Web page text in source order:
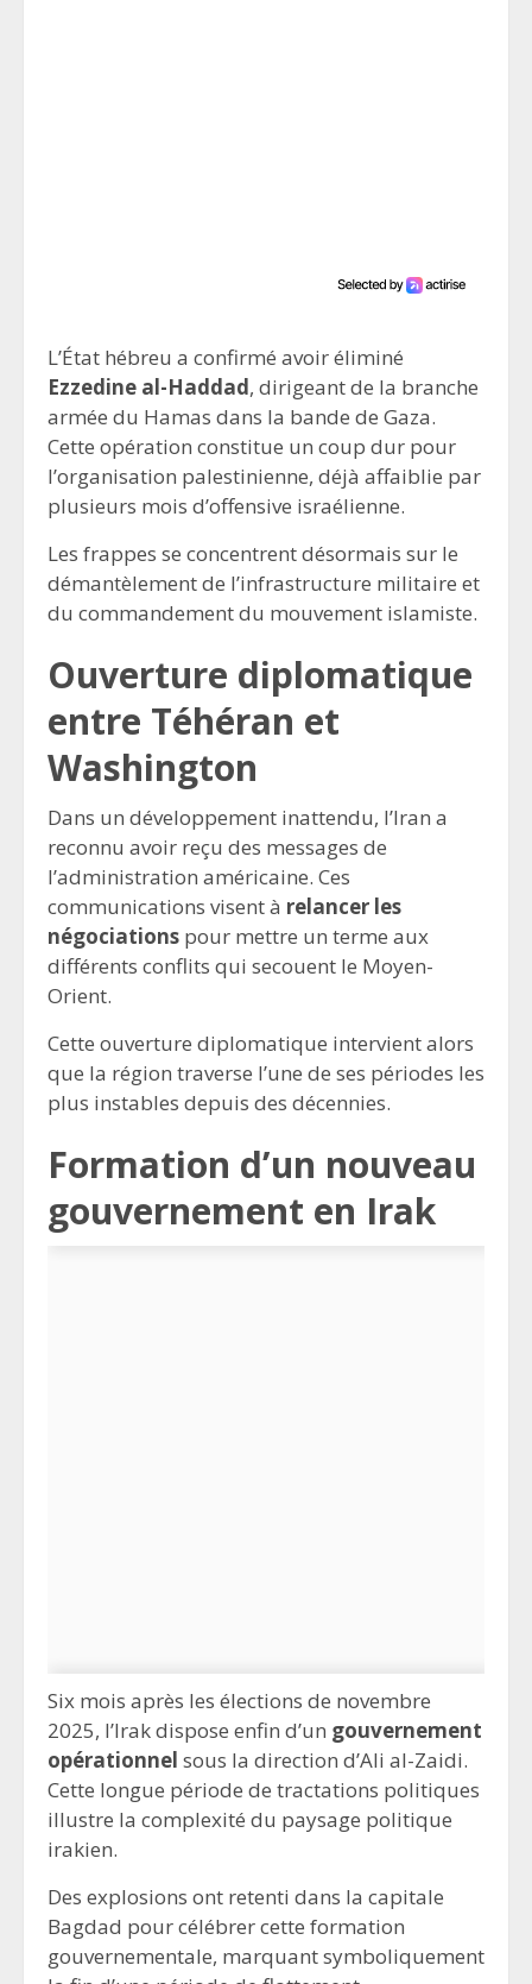
L’État hébreu a confirmé avoir éliminé
Ezzedine al-Haddad, dirigeant de la branche
armée du Hamas dans la bande de Gaza.
Cette opération constitue un coup dur pour
l’organisation palestinienne, déjà affaiblie par
plusieurs mois d’offensive israélienne.
Les frappes se concentrent désormais sur le
démantèlement de l’infrastructure militaire et
du commandement du mouvement islamiste.
Ouverture diplomatique
entre Téhéran et
Washington
Dans un développement inattendu, l’Iran a
reconnu avoir reçu des messages de
l’administration américaine. Ces
communications visent à relancer les
négociations pour mettre un terme aux
différents conflits qui secouent le Moyen-
Orient.
Cette ouverture diplomatique intervient alors
que la région traverse l’une de ses périodes les
plus instables depuis des décennies.
Formation d’un nouveau
gouvernement en Irak
Six mois après les élections de novembre
2025, l’Irak dispose enfin d’un gouvernement
opérationnel sous la direction d’Ali al-Zaidi.
Cette longue période de tractations politiques
illustre la complexité du paysage politique
irakien.
Des explosions ont retenti dans la capitale
Bagdad pour célébrer cette formation
gouvernementale, marquant symboliquement